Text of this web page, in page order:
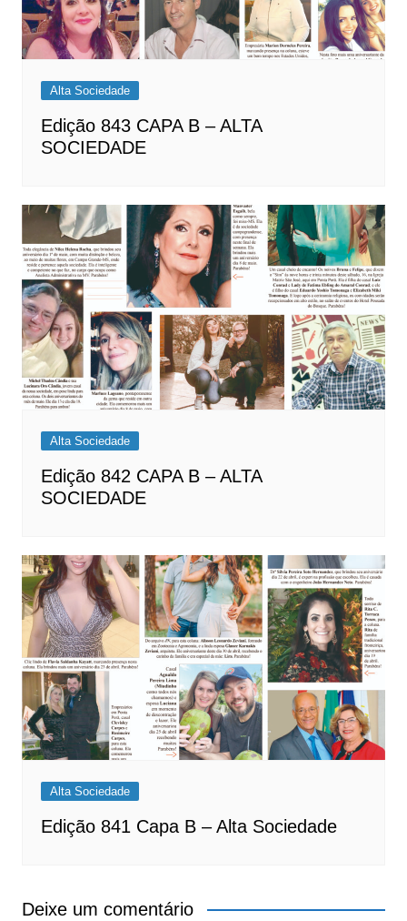
Alta Sociedade
Edição 843 CAPA B – ALTA
SOCIEDADE
Alta Sociedade
Edição 842 CAPA B – ALTA
SOCIEDADE
Alta Sociedade
Edição 841 Capa B – Alta Sociedade
Deixe um comentário